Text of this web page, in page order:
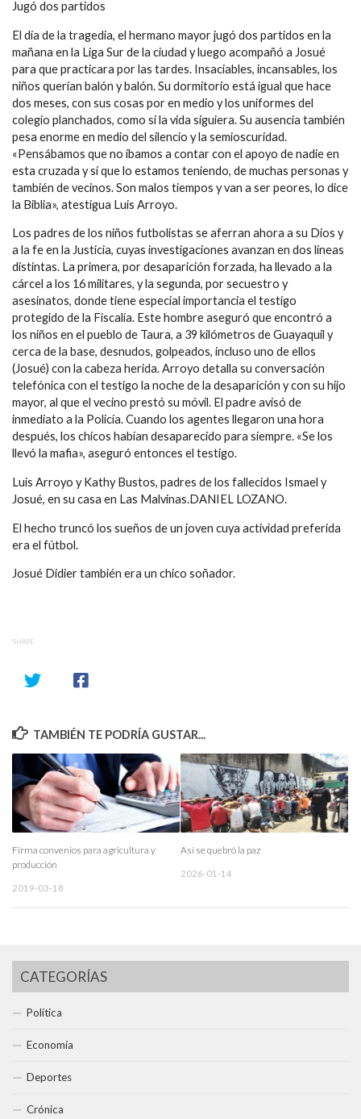
Jugó dos partidos
El día de la tragedia, el hermano mayor jugó dos partidos en la
mañana en la Liga Sur de la ciudad y luego acompañó a Josué
para que practicara por las tardes. Insaciables, incansables, los
niños querían balón y balón. Su dormitorio está igual que hace
dos meses, con sus cosas por en medio y los uniformes del
colegio planchados, como si la vida siguiera. Su ausencia también
pesa enorme en medio del silencio y la semioscuridad.
«Pensábamos que no íbamos a contar con el apoyo de nadie en
esta cruzada y sí que lo estamos teniendo, de muchas personas y
también de vecinos. Son malos tiempos y van a ser peores, lo dice
la Biblia», atestigua Luis Arroyo.
Los padres de los niños futbolistas se aferran ahora a su Dios y
a la fe en la Justicia, cuyas investigaciones avanzan en dos líneas
distintas. La primera, por desaparición forzada, ha llevado a la
cárcel a los 16 militares, y la segunda, por secuestro y
asesinatos, donde tiene especial importancia el testigo
protegido de la Fiscalía. Este hombre aseguró que encontró a
los niños en el pueblo de Taura, a 39 kilómetros de Guayaquil y
cerca de la base, desnudos, golpeados, incluso uno de ellos
(Josué) con la cabeza herida. Arroyo detalla su conversación
telefónica con el testigo la noche de la desaparición y con su hijo
mayor, al que el vecino prestó su móvil. El padre avisó de
inmediato a la Policía. Cuando los agentes llegaron una hora
después, los chicos habían desaparecido para siempre. «Se los
llevó la mafia», aseguró entonces el testigo.
Luis Arroyo y Kathy Bustos, padres de los fallecidos Ismael y
Josué, en su casa en Las Malvinas.DANIEL LOZANO.
El hecho truncó los sueños de un joven cuya actividad preferida
era el fútbol.
Josué Didier también era un chico soñador.
SHARE
TAMBIÉN TE PODRÍA GUSTAR...
Firma convenios para agricultura y
producción
2019-03-18
Así se quebró la paz
2026-01-14
CATEGORÍAS
Política
Economía
Deportes
Crónica